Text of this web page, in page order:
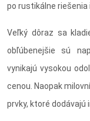
po rustikálne riešenia
Veľký dôraz sa
obľúbenejšie sú
vynikajú vysokou
cenou. Naopak
prvky, ktoré